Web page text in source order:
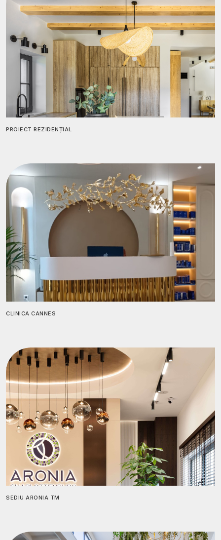
PROIECT REZIDENȚIAL
CLINICA CANNES
SEDIU ARONIA TM